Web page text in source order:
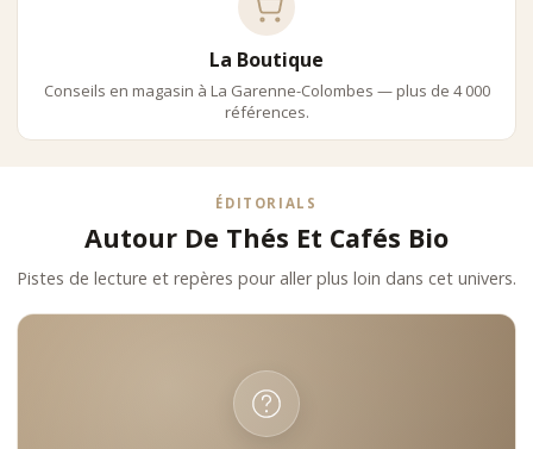
La Boutique
Conseils en magasin à La Garenne-Colombes — plus de 4 000
références.
ÉDITORIALS
Autour De Thés Et Cafés Bio
Pistes de lecture et repères pour aller plus loin dans cet univers.